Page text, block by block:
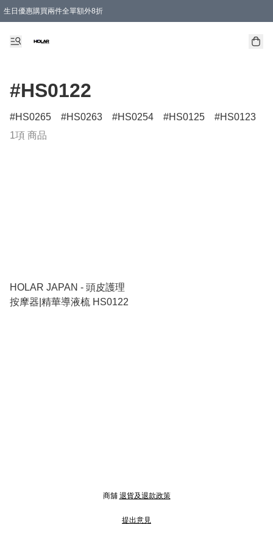
生日優惠購買兩件全單額外8折
#HS0122
HS0265 HS0263 HS0254 HS0125 HS0123
1項 商品
HOLAR JAPAN - 頭皮護理
按摩器|精華導液梳 HS0122
商舖 退貨及退款政策
提出意見